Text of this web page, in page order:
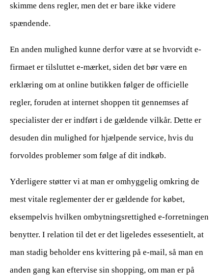
skimme dens regler, men det er bare ikke videre
spændende.
En anden mulighed kunne derfor være at se hvorvidt e-
firmaet er tilsluttet e-mærket, siden det bør være en
erklæring om at online butikken følger de officielle
regler, foruden at internet shoppen tit gennemses af
specialister der er indført i de gældende vilkår. Dette er
desuden din mulighed for hjælpende service, hvis du
forvoldes problemer som følge af dit indkøb.
Yderligere støtter vi at man er omhyggelig omkring de
mest vitale reglementer der er gældende for købet,
eksempelvis hvilken ombytningsrettighed e-forretningen
benytter. I relation til det er det ligeledes essesentielt, at
man stadig beholder ens kvittering på e-mail, så man en
anden gang kan eftervise sin shopping, om man er på